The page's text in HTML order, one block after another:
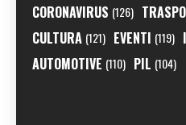
CORONAVIRUS (126)
CULTURA (121) EVENTI (119)
AUTOMOTIVE (110) PIL (104)